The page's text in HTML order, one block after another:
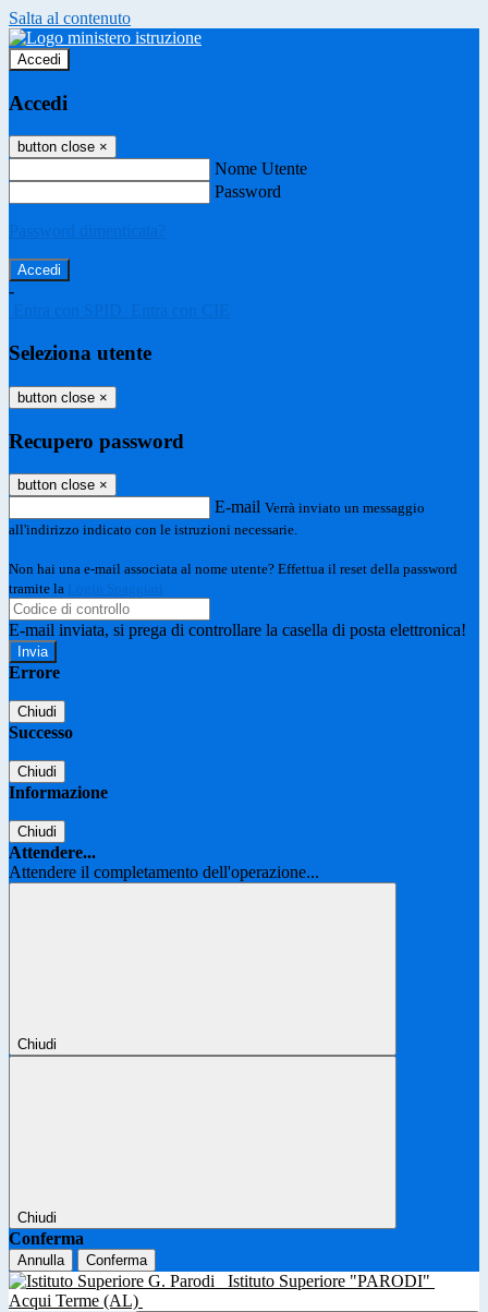
Salta al contenuto
Accedi
Accedi
button close ×
Nome Utente
Password
Password dimenticata?
-
Entra con SPID
Entra con CIE
Seleziona utente
button close ×
Recupero password
button close ×
E-mail Verrà inviato un messaggio
all'indirizzo indicato con le istruzioni necessarie.
Non hai una e-mail associata al nome utente? Effettua il reset della password
tramite la
Login Spaggiari
E-mail inviata, si prega di controllare la casella di posta elettronica!
Errore
Chiudi
Successo
Chiudi
Informazione
Chiudi
Attendere...
Attendere il completamento dell'operazione...
Chiudi
Chiudi
Conferma
Annulla Conferma
Istituto Superiore "PARODI"
Acqui Terme (AL)